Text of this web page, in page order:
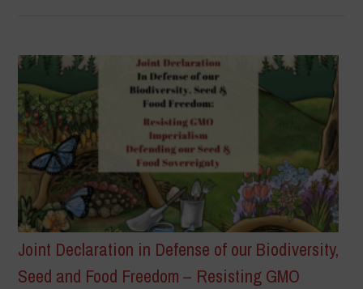
Joint Declaration in Defense of our Biodiversity,
Seed and Food Freedom – Resisting GMO